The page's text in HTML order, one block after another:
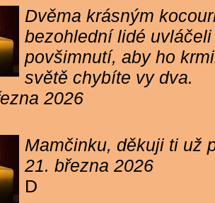
Dvěma krásným
bezohlední lidé
povšimnutí, aby ho
světě chybíte vy dva.
2026
Mamčinku, děkuji ti už
21. března 2026
D